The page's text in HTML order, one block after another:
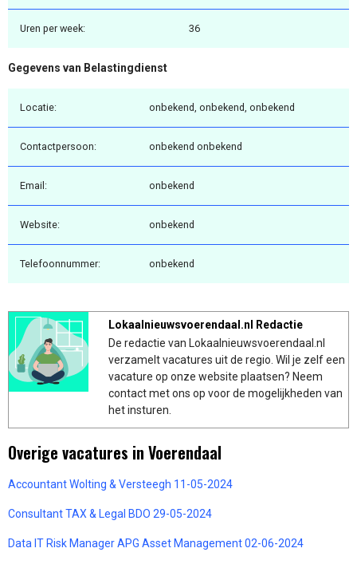
Uren per week: 36
Gegevens van Belastingdienst
Locatie: onbekend, onbekend, onbekend
Contactpersoon: onbekend onbekend
Email: onbekend
Website: onbekend
Telefoonnummer: onbekend
Lokaalnieuwsvoerendaal.nl Redactie
De redactie van Lokaalnieuwsvoerendaal.nl
verzamelt vacatures uit de regio. Wil je zelf een
vacature op onze website plaatsen? Neem
contact met ons op voor de mogelijkheden van
het insturen.
Overige vacatures in Voerendaal
Accountant Wolting & Versteegh 11-05-2024
Consultant TAX & Legal BDO 29-05-2024
Data IT Risk Manager APG Asset Management 02-06-2024